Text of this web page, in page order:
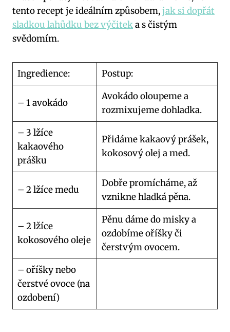
tento recept je ideálním způsobem,jak si dopřát
sladkou lahůdku bez výčiteka s čistým
svědomím.
Ingredience: Postup:
– 1 avokádo
Avokádo oloupeme a
rozmixujeme dohladka.
– 3 lžíce
kakaového
prášku
Přidáme kakaový prášek,
kokosový olej a med.
– 2 lžíce medu
Dobře promícháme, až
vznikne hladká pěna.
– 2 lžíce
kokosového oleje
Pěnu dáme do misky a
ozdobíme oříšky či
čerstvým ovocem.
– oříšky nebo
čerstvé ovoce (na
ozdobení)